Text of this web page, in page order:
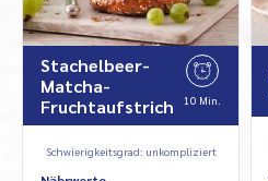
Stachelbeer-
Matcha-
Fruchtaufstrich
10 Min.
Schwierigkeitsgrad: unkompliziert